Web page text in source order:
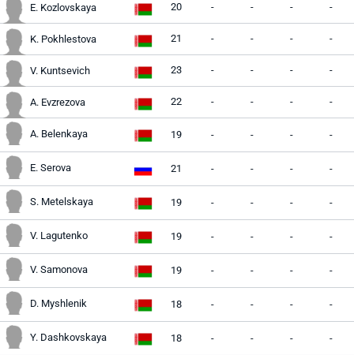
E. Kozlovskaya 20 - - - -
K. Pokhlestova 21 - - - -
V. Kuntsevich 23 - - - -
A. Evzrezova 22 - - - -
A. Belenkaya 19 - - - -
E. Serova 21 - - - -
S. Metelskaya 19 - - - -
V. Lagutenko 19 - - - -
V. Samonova 19 - - - -
D. Myshlenik 18 - - - -
Y. Dashkovskaya 18 - - - -